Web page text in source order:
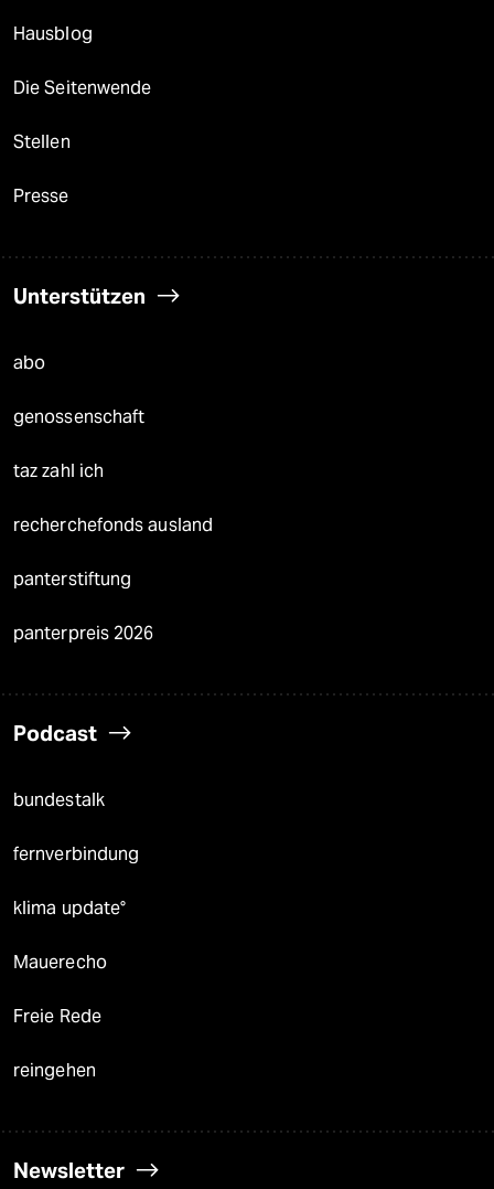
Hausblog
Die Seitenwende
Stellen
Presse
Unterstützen
abo
genossenschaft
taz zahl ich
recherchefonds ausland
panterstiftung
panterpreis 2026
Podcast
bundestalk
fernverbindung
klima update°
Mauerecho
Freie Rede
reingehen
Newsletter